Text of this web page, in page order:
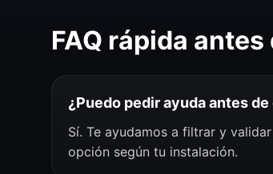
FAQ rápida
¿Puedo pedir ayuda antes
Sí. Te ayudamos a filtrar y
opción según tu instalación.